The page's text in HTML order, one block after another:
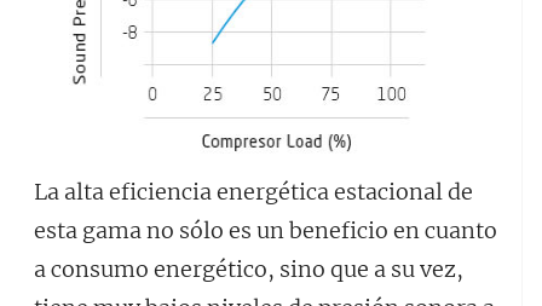
La alta eficiencia energética estacional de
esta gama no sólo es un beneficio en cuanto
a consumo energético, sino que a su vez,